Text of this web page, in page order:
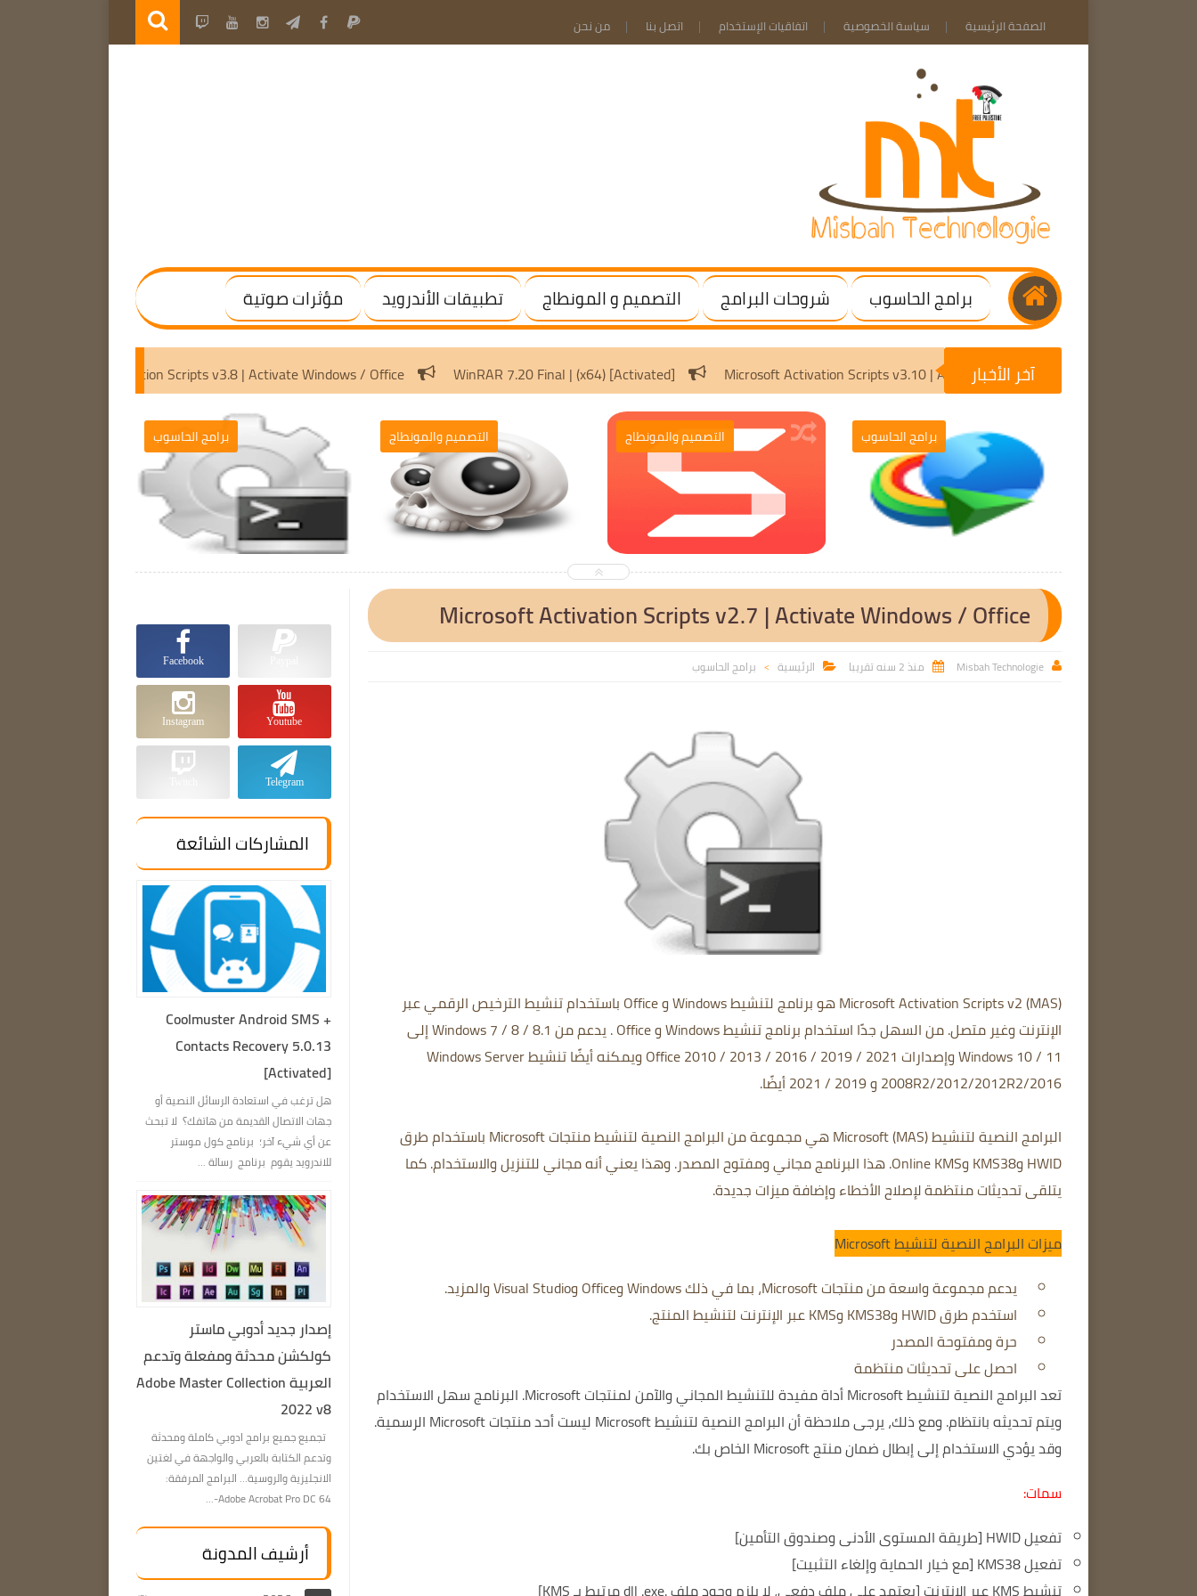
الصفحة الرئيسية سياسة الخصوصية اتفاقيات الإستخدام اتصل بنا من نحن
برامج الحاسوب شروحات البرامج التصميم و المونطاج تطبيقات الأندرويد مؤثرات صوتية
آخر الأخبار
Microsoft Activation Scripts v3.10 | Activate Windows / Office
WinRAR 7.20 Final | (x64) [Activated]
Microsoft Activation Scripts v3.8 | Activate Windows / Office
برامج الحاسوب التصميم والمونطاج التصميم والمونطاج برامج الحاسوب
Microsoft Activation Scripts v2.7 | Activate Windows / Office

Misbah Technologie
 منذ 2 سنه تقريبا  الرئيسية > برامج الحاسوب
Microsoft Activation Scripts v2 (MAS) هو برنامج لتنشيط Windows و Office باستخدام تنشيط الترخيص الرقمي عبر
الإنترنت وغير متصل. من السهل جدًا استخدام برنامج تنشيط Windows و Office . يدعم من Windows 7 / 8 / 8.1 إلى
Windows 10 / 11 وإصدارات Office 2010 / 2013 / 2016 / 2019 / 2021 ويمكنه أيضًا تنشيط Windows Server
2008R2/2012/2012R2/2016 و 2019 / 2021 أيضًا.
البرامج النصية لتنشيط Microsoft (MAS) هي مجموعة من البرامج النصية لتنشيط منتجات Microsoft باستخدام طرق
HWID وKMS38 وOnline KMS. هذا البرنامج مجاني ومفتوح المصدر. وهذا يعني أنه مجاني للتنزيل والاستخدام. كما
يتلقى تحديثات منتظمة لإصلاح الأخطاء وإضافة ميزات جديدة.
ميزات البرامج النصية لتنشيط Microsoft
يدعم مجموعة واسعة من منتجات Microsoft، بما في ذلك Windows وOffice وVisual Studio والمزيد.
استخدم طرق HWID وKMS38 وKMS عبر الإنترنت لتنشيط المنتج.
حرة ومفتوحة المصدر
احصل على تحديثات منتظمة
تعد البرامج النصية لتنشيط Microsoft أداة مفيدة للتنشيط المجاني والآمن لمنتجات Microsoft. البرنامج سهل الاستخدام
ويتم تحديثه بانتظام. ومع ذلك، يرجى ملاحظة أن البرامج النصية لتنشيط Microsoft ليست أحد منتجات Microsoft الرسمية.
وقد يؤدي الاستخدام إلى إبطال ضمان منتج Microsoft الخاص بك.
سمات:
تفعيل HWID [طريقة المستوى الأدنى وصندوق التأمين]
تفعيل KMS38 [مع خيار الحماية وإلغاء التثبيت]
تنشيط KMS عبر الإنترنت [يعتمد على ملف دفعي، لا يلزم وجود ملف .dll .exe مرتبط بـ KMS]
Facebook
Youtube
Instagram
Telegram
المشاركات الشائعة
Coolmuster Android SMS +
Contacts Recovery 5.0.13
[Activated]
هل ترغب في استعادة الرسائل النصية أو
جهات الاتصال القديمة من هاتفك؟ لا تبحث
عن أي شيء آخر؛ برنامج كول موستر
للاندرويد يقوم برنامج رسالة ...
إصدار جديد أدوبي ماستر
كولكشن محدثة ومفعلة وتدعم
العربية Adobe Master Collection
2022 v8
تجميع جميع برامج ادوبي كاملة ومحدثة
وتدعم الكتابة بالعربي والواجهة في لغتين
الانجليزية والروسية… البرامج المرفقة:
Adobe Acrobat Pro DC 64-...
أرشيف المدونة